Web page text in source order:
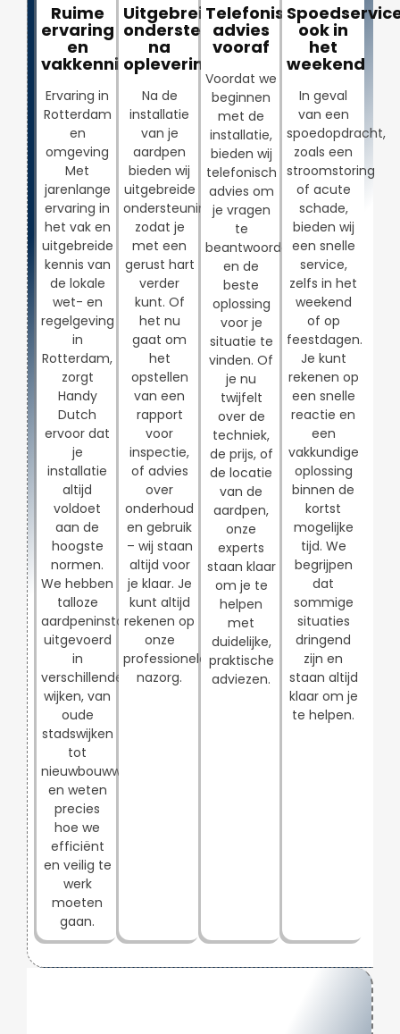
Ruime
ervaring
en
vakkennis
Ervaring in
Rotterdam
en
omgeving
Met
jarenlange
ervaring in
het vak en
uitgebreide
kennis van
de lokale
wet- en
regelgeving
in
Rotterdam,
zorgt
Handy
Dutch
ervoor dat
je
installatie
altijd
voldoet
aan de
hoogste
normen.
We hebben
talloze
aardpeninstallaties
uitgevoerd
in
verschillende
wijken, van
oude
stadswijken
tot
nieuwbouwwijken,
en weten
precies
hoe we
efficiënt
en veilig te
werk
moeten
gaan.
Uitgebreide
ondersteuning
na
oplevering
Na de
installatie
van je
aardpen
bieden wij
uitgebreide
ondersteuning,
zodat je
met een
gerust hart
verder
kunt. Of
het nu
gaat om
het
opstellen
van een
rapport
voor
inspectie,
of advies
over
onderhoud
en gebruik
– wij staan
altijd voor
je klaar. Je
kunt altijd
rekenen op
onze
professionele
nazorg.
Telefonisch
advies
vooraf
Voordat we
beginnen
met de
installatie,
bieden wij
telefonisch
advies om
je vragen
te
beantwoorden
en de
beste
oplossing
voor je
situatie te
vinden. Of
je nu
twijfelt
over de
techniek,
de prijs, of
de locatie
van de
aardpen,
onze
experts
staan klaar
om je te
helpen
met
duidelijke,
praktische
adviezen.
ook in
het
weekend
In geval
van een
spoedopdracht,
zoals een
stroomstoring
of acute
schade,
bieden wij
een snelle
service,
zelfs in het
weekend
of op
feestdagen.
Je kunt
rekenen op
een snelle
reactie en
een
vakkundige
oplossing
binnen de
kortst
mogelijke
tijd. We
begrijpen
dat
sommige
situaties
dringend
zijn en
staan altijd
klaar om je
te helpen.